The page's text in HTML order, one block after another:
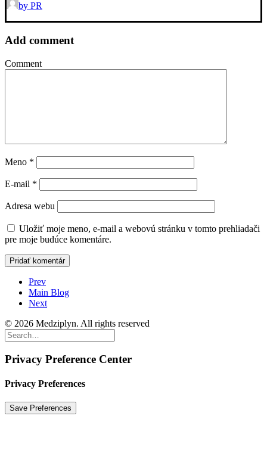
by PR
Add comment
Comment
Meno *
E-mail *
Adresa webu
Uložiť moje meno, e-mail a webovú stránku v tomto prehliadači
pre moje budúce komentáre.
Prev
Main Blog
Next
© 2026 Medziplyn. All rights reserved
Privacy Preference Center
Privacy Preferences